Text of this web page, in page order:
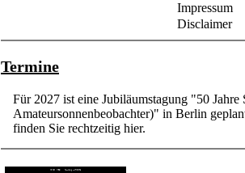
Impressum
Disclaimer
Termine
Für 2027 ist eine Jubiläumstagung "50
Amateursonnenbeobachter)" in Berlin
finden Sie rechtzeitig hier.